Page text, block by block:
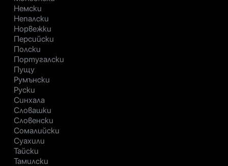
Немски
Непалски
Норвежки
Персийски
Полски
Португалски
Пущу
Румънски
Руски
Синхала
Словашки
Словенски
Сомалийски
Суахили
Тайски
Тамилски